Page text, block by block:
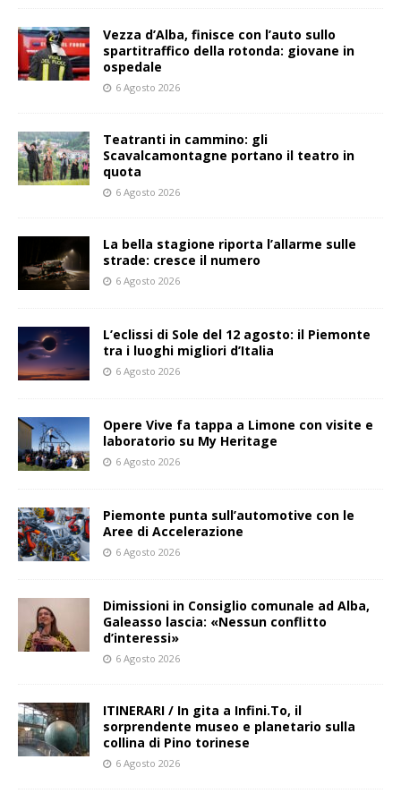
Vezza d’Alba, finisce con l’auto sullo
spartitraffico della rotonda: giovane in
ospedale
6 Agosto 2026
Teatranti in cammino: gli
Scavalcamontagne portano il teatro in
quota
6 Agosto 2026
La bella stagione riporta l’allarme sulle
strade: cresce il numero
6 Agosto 2026
L’eclissi di Sole del 12 agosto: il Piemonte
tra i luoghi migliori d’Italia
6 Agosto 2026
Opere Vive fa tappa a Limone con visite e
laboratorio su My Heritage
6 Agosto 2026
Piemonte punta sull’automotive con le
Aree di Accelerazione
6 Agosto 2026
Dimissioni in Consiglio comunale ad Alba,
Galeasso lascia: «Nessun conflitto
d’interessi»
6 Agosto 2026
ITINERARI / In gita a Infini.To, il
sorprendente museo e planetario sulla
collina di Pino torinese
6 Agosto 2026